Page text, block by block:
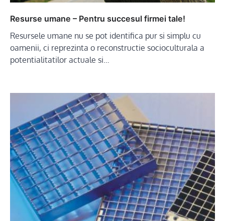
Resurse umane – Pentru succesul firmei tale!
Resursele umane nu se pot identifica pur si simplu cu
oamenii, ci reprezinta o reconstructie socioculturala a
potentialitatilor actuale si…